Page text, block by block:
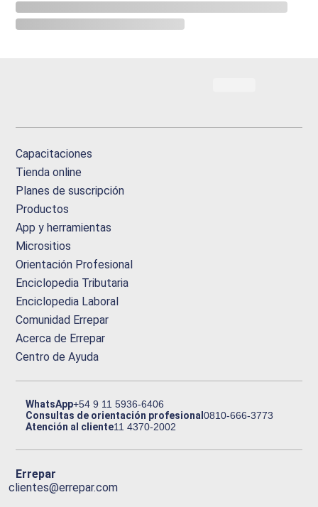
Capacitaciones
Tienda online
Planes de suscripción
Productos
App y herramientas
Micrositios
Orientación Profesional
Enciclopedia Tributaria
Enciclopedia Laboral
Comunidad Errepar
Acerca de Errepar
Centro de Ayuda
WhatsApp+54 9 11 5936-6406
Consultas de orientación profesional0810-666-3773
Atención al cliente11 4370-2002
Errepar
clientes@errepar.com